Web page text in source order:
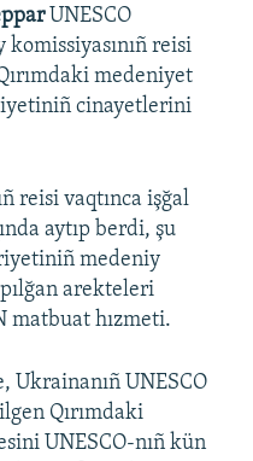
UNESCO
reisi
medeniyet
cinayetlerini
reisi vaqtınca işğal
aytıp berdi, şu
medeniy
arekteleri
matbuat hızmeti.
Ukrainanıñ UNESCO
Qırımdaki
UNESCO-nıñ kün